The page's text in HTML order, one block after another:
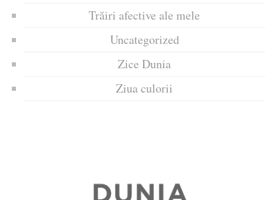
Trăiri afective ale mele
Uncategorized
Zice Dunia
Ziua culorii